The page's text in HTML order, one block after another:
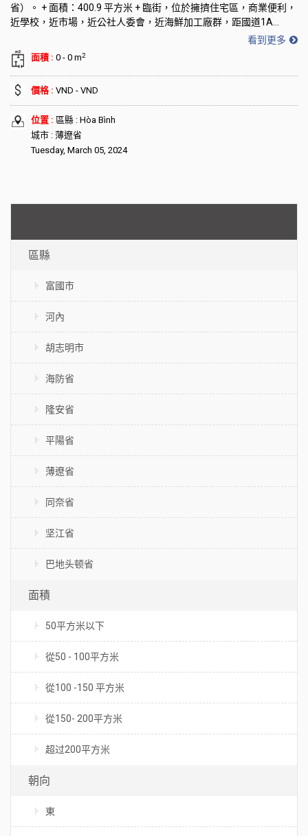
省）。 + 面積：400.9 平方米 + 臨街，位於擁擠住宅區，商業便利，
近學校，近市場，近公社人委會，近海鮮加工廠群，距國道1A...
看到更多
面積 : 0 - 0 m2
價格 : VND - VND
位置 : 區縣 : Hòa Bình
城市 : 薄遼省
Tuesday, March 05, 2024
區縣
富國市
河內
胡志明市
海防省
隆安省
平陽省
薄遼省
同奈省
坚江省
巴地头顿省
面積
50平方米以下
從50 - 100平方米
從100 -150 平方米
從150- 200平方米
超过200平方米
朝向
東